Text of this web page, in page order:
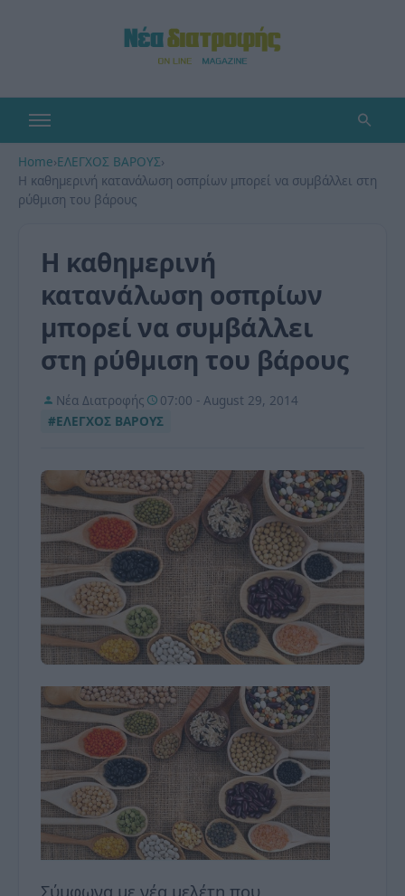
Home›ΕΛΕΓΧΟΣ ΒΑΡΟΥΣ›
Η καθημερινή κατανάλωση οσπρίων μπορεί να συμβάλλει στη
ρύθμιση του βάρους
Η καθημερινή
κατανάλωση οσπρίων
μπορεί να συμβάλλει
στη ρύθμιση του βάρους
Νέα Διατροφής
07:00 - August 29, 2014
#ΕΛΕΓΧΟΣ ΒΑΡΟΥΣ
Σύμφωνα με νέα μελέτη που